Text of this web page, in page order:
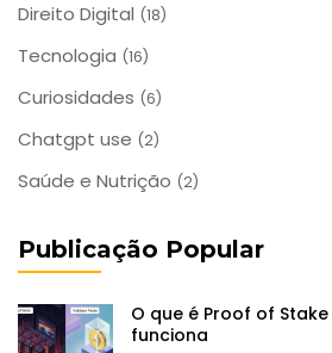
Direito Digital (18)
Tecnologia (16)
Curiosidades (6)
Chatgpt use (2)
Saúde e Nutrição (2)
Publicação Popular
O que é Proof of
funciona